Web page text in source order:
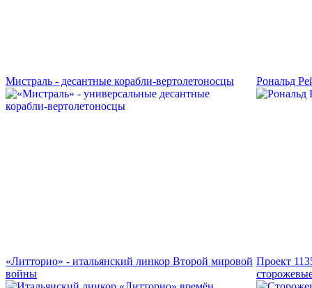
Мистраль - десантные корабли-вертолетоносцы Рональд
«Литторио» - итальянский линкор Второй мировой
войны
Проект